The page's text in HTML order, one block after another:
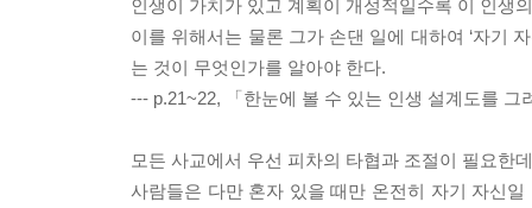
인생이 가치가 있고 계획이 개성적일수록 이 인생
이를 위해서는 물론 그가 손댄 일에 대하여 ‘자기
는 것이 무엇인가를 알아야 한다.
--- p.21~22, 「한눈에 볼 수 있는 인생 설계도를 그
모든 사교에서 우선 피차의 타협과 조절이 필요한
사람들은 다만 혼자 있을 때만 온전히 자기 자신